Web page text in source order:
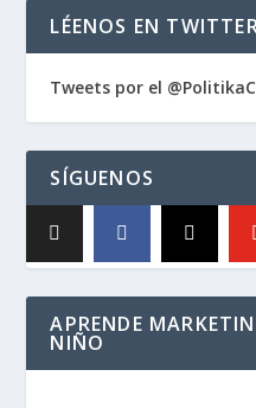
LÉENOS EN
Tweets por el
SÍGUENOS
APRENDE
NIÑO